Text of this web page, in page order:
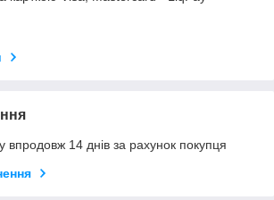
впродовж 14 днів за рахунок покупця